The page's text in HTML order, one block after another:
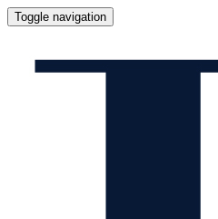
Toggle navigation